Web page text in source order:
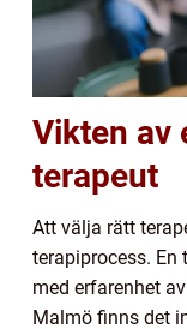
Vikten av
terapeut
Att välja rätt
terapiprocess. En
med erfarenhet
Malmö finns det